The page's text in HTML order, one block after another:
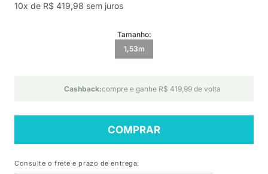
10x de R$ 419,98 sem juros
Tamanho:
1,53m
Cashback:compre e ganhe R$ 419,99 de volta
COMPRAR
Consulte o frete e prazo de entrega: